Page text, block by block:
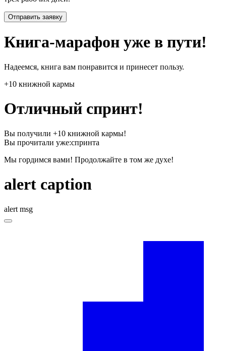
Книга-марафон уже в пути!
Надеемся, книга вам понравится и принесет пользу.
+10 книжной кармы
Отличный спринт!
Вы получили +10 книжной кармы!
Вы прочитали уже:спринта
Мы гордимся вами! Продолжайте в том же духе!
alert caption
alert msg